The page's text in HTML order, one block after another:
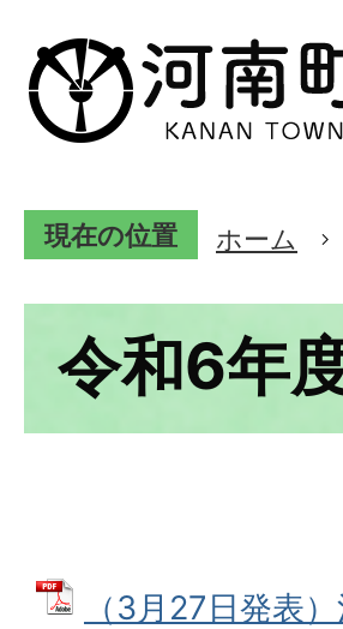
現在の位置 ホーム
令和6年
（3月27日発表